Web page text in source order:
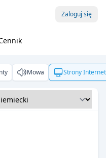
Zaloguj się
Mowa Strony